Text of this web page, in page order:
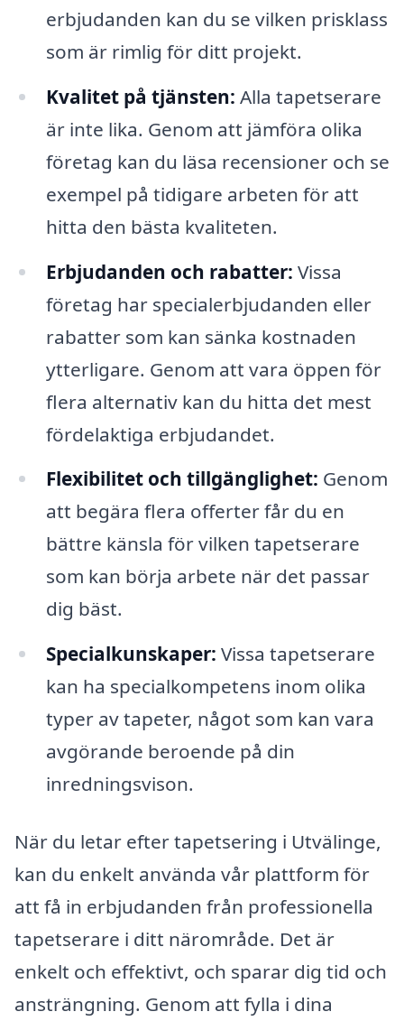
erbjudanden kan du se vilken prisklass
som är rimlig för ditt projekt.
Kvalitet på tjänsten: Alla tapetserare
är inte lika. Genom att jämföra olika
företag kan du läsa recensioner och se
exempel på tidigare arbeten för att
hitta den bästa kvaliteten.
Erbjudanden och rabatter: Vissa
företag har specialerbjudanden eller
rabatter som kan sänka kostnaden
ytterligare. Genom att vara öppen för
flera alternativ kan du hitta det mest
fördelaktiga erbjudandet.
Flexibilitet och tillgänglighet: Genom
att begära flera offerter får du en
bättre känsla för vilken tapetserare
som kan börja arbete när det passar
dig bäst.
Specialkunskaper: Vissa tapetserare
kan ha specialkompetens inom olika
typer av tapeter, något som kan vara
avgörande beroende på din
inredningsvison.
När du letar efter tapetsering i Utvälinge,
kan du enkelt använda vår plattform för
att få in erbjudanden från professionella
tapetserare i ditt närområde. Det är
enkelt och effektivt, och sparar dig tid och
ansträngning. Genom att fylla i dina